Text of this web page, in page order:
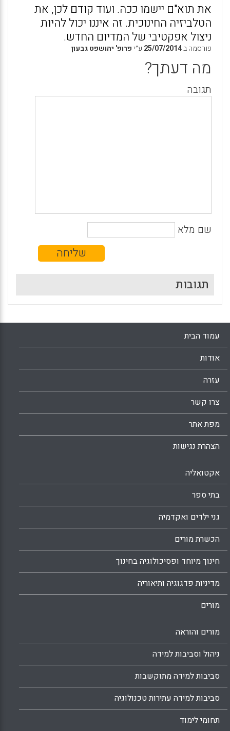
את תוא"ם יישמו ככה. ועוד קודם לכן, את
הטלביזיה החינוכית. זה איננו יכול להיות
ניצול אפקטיבי של המדיום החדש.
פורסמה ב25/07/2014 ע״יפרופ' יהושפט גבעון
מה דעתך?
תגובה
שם מלא
תגובות
עמוד הבית
אודות
עזרה
צרו קשר
מפת אתר
הצהרת נגישות
אקטואליה
בתי ספר
גני ילדים ואקדמיה
הכשרת מורים
חינוך מיוחד ופסיכולוגיה בחינוך
מדיניות פדגוגיה ותיאוריה
מורים
מורים והוראה
ניהול וסביבות למידה
סביבות למידה מתוקשבות
סביבות למידה עתירות טכנולוגיה
תחומי לימוד